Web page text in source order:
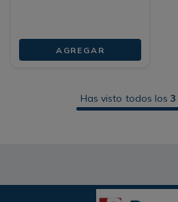
AGREGAR
Has visto todos los3